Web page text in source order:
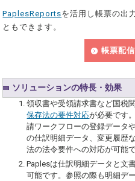
PaplesReportsを活用し帳票の出
ともできます。
帳票配
ソリューションの特長・効果
領収書や受領請求書など国税
保存法の要件対応が必要です
請ワークフローの登録データ
の仕訳明細データ、変更履歴
法の法令要件への対応が可能で
Paplesは仕訳明細データと文
可能です。参照の際も明細デ